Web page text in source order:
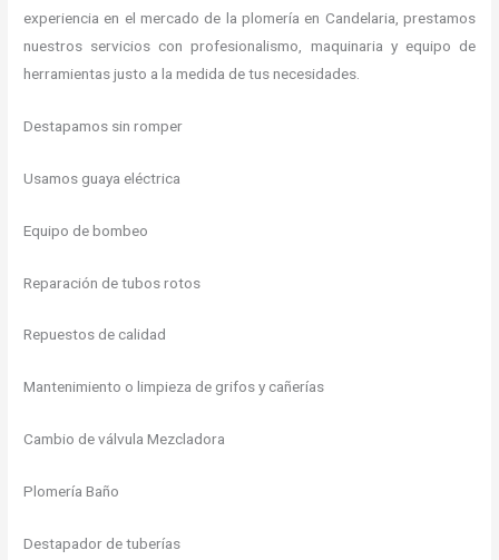
experiencia en el mercado de la plomería en Candelaria, prestamos
nuestros servicios con profesionalismo, maquinaria y equipo de
herramientas justo a la medida de tus necesidades.
Destapamos sin romper
Usamos guaya eléctrica
Equipo de bombeo
Reparación de tubos rotos
Repuestos de calidad
Mantenimiento o limpieza de grifos y cañerías
Cambio de válvula Mezcladora
Plomería Baño
Destapador de tuberías